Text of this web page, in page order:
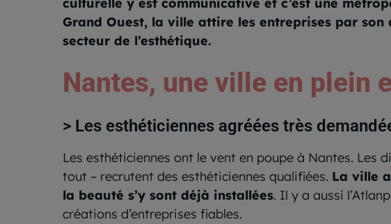
Grand Ouest, la ville attire les entreprises par
secteur de l’esthétique.
Nantes, une ville en plein
> Les esthéticiennes agréées très
Les esthéticiennes ont le vent en poupe à Nantes. Les
tout – recrutent des esthéticiennes qualifiées. La ville
la beauté s’y sont déjà installées. Il y a aussi
créations d’entreprises fiables.